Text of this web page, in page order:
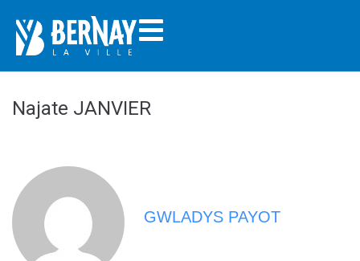
Najate JANVIER
GWLADYS PAYOT